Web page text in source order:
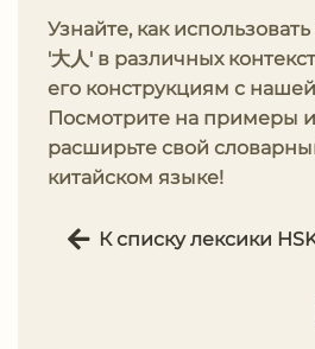
Узнайте, как
'大人' в различных
его конструкциям с нашей
Посмотрите на примеры
расширьте свой
китайском языке!
К списку лексики